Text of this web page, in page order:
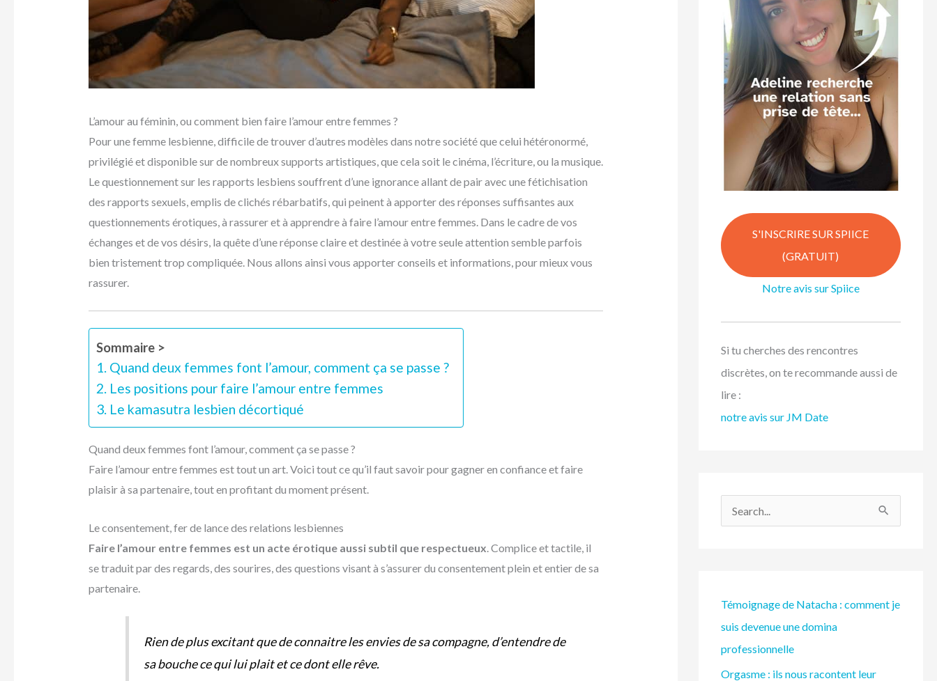
L’amour au féminin, ou comment bien faire l’amour entre femmes ?
Pour une femme lesbienne, difficile de trouver d’autres modèles dans notre société que celui hétéronormé,
privilégié et disponible sur de nombreux supports artistiques, que cela soit le cinéma, l’écriture, ou la musique.
Le questionnement sur les rapports lesbiens souffrent d’une ignorance allant de pair avec une fétichisation
des rapports sexuels, emplis de clichés rébarbatifs, qui peinent à apporter des réponses suffisantes aux
questionnements érotiques, à rassurer et à apprendre à faire l’amour entre femmes. Dans le cadre de vos
échanges et de vos désirs, la quête d’une réponse claire et destinée à votre seule attention semble parfois
bien tristement trop compliquée. Nous allons ainsi vous apporter conseils et informations, pour mieux vous
rassurer.
Sommaire >
Quand deux femmes font l’amour, comment ça se passe ?
Les positions pour faire l’amour entre femmes
Le kamasutra lesbien décortiqué
Quand deux femmes font l’amour, comment ça se passe ?
Faire l’amour entre femmes est tout un art. Voici tout ce qu’il faut savoir pour gagner en confiance et faire
plaisir à sa partenaire, tout en profitant du moment présent.
Le consentement, fer de lance des relations lesbiennes
Faire l’amour entre femmes est un acte érotique aussi subtil que respectueux . Complice et tactile, il
se traduit par des regards, des sourires, des questions visant à s’assurer du consentement plein et entier de sa
partenaire.
Rien de plus excitant que de connaitre les envies de sa compagne, d’entendre de
sa bouche ce qui lui plait et ce dont elle rêve.
S'INSCRIRE SUR SPIICE
(GRATUIT)
Notre avis sur Spiice
Si tu cherches des rencontres
discrètes, on te recommande aussi de
lire :
notre avis sur JM Date
e
r
c
h
Témoignage de Natacha : comment je
suis devenue une domina
professionnelle
Orgasme : ils nous racontent leur